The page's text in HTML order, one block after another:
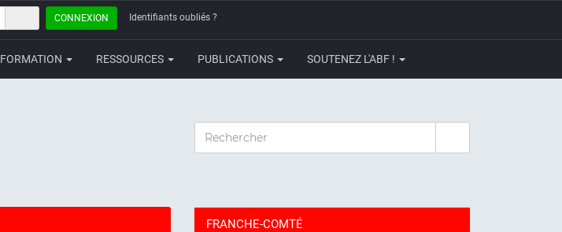
CONNEXION Identifiants oubliés ?
FORMATION RESSOURCES PUBLICATIONS SOUTENEZ L'ABF !
RECHERCHER
FRANCHE-COMTÉ